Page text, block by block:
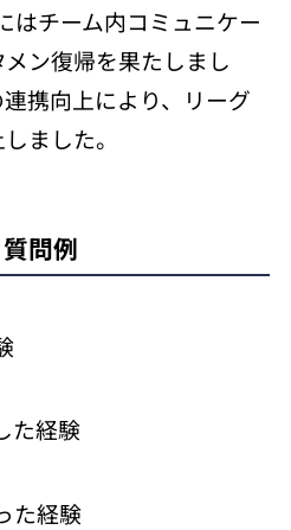
はチーム内コミュニケー
ン復帰を果たしまし
携向上により、リーグ
ました。
問例
た経験
た経験